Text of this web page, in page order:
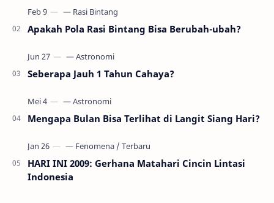
Apakah Pola Rasi Bintang Bisa Berubah-ubah?
Seberapa Jauh 1 Tahun Cahaya?
Mengapa Bulan Bisa Terlihat di Langit Siang Hari?
HARI INI 2009: Gerhana Matahari Cincin Lintasi
Indonesia